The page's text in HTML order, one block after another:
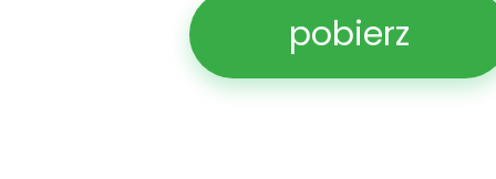
pobierz